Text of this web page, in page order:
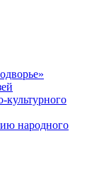
культурного
народного